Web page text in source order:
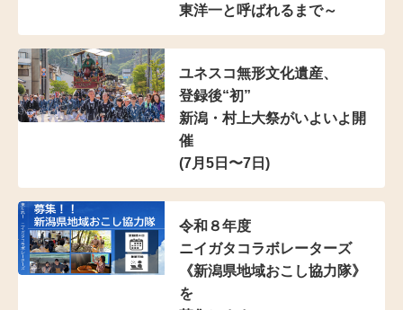
東洋一と呼ばれるまで～
ユネスコ無形文化遺産、
登録後“初”
新潟・村上大祭がいよいよ開
催
(7月5日〜7日)
令和８年度
ニイガタコラボレーターズ
《新潟県地域おこし協力隊》
を